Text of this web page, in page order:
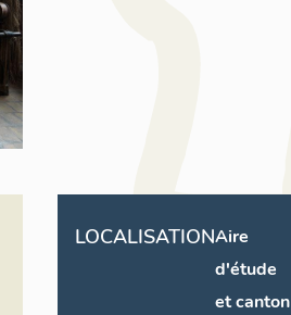
LOCALISATIONAire
d'étude
et canton